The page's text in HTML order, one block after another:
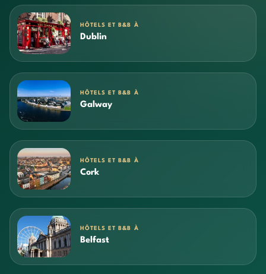
HÔTELS ET B&B À
Dublin
HÔTELS ET B&B À
Galway
HÔTELS ET B&B À
Cork
HÔTELS ET B&B À
Belfast